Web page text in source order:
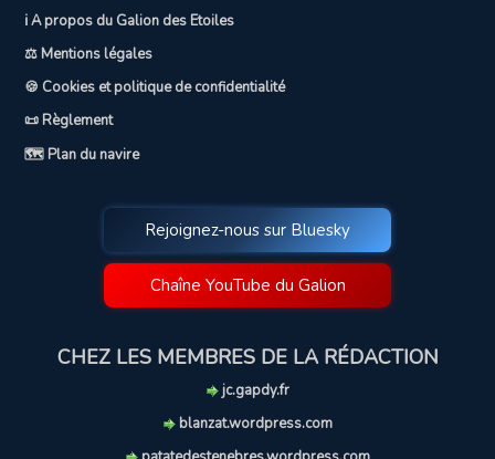
ℹ️ A propos du Galion des Etoiles
⚖️ Mentions légales
🍪 Cookies et politique de confidentialité
📜 Règlement
🗺️ Plan du navire
Rejoignez-nous sur Bluesky
Chaîne YouTube du Galion
CHEZ LES MEMBRES DE LA RÉDACTION
jc.gapdy.fr
blanzat.wordpress.com